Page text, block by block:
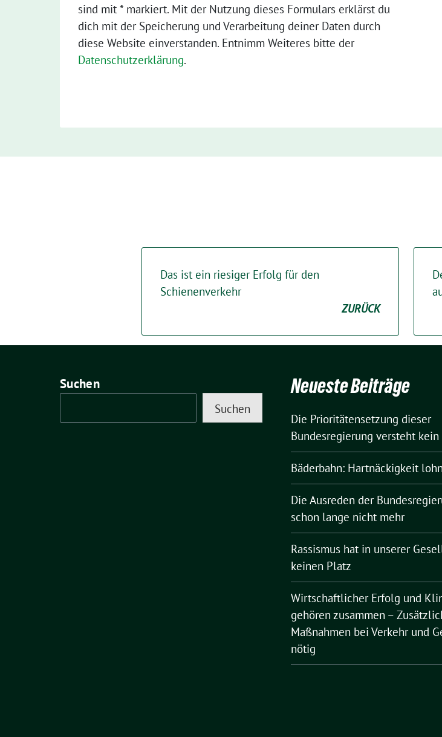
sind mit * markiert. Mit der Nutzung dieses Formulars erklärst du
dich mit der Speicherung und Verarbeitung deiner Daten durch
diese Website einverstanden. Entnimm Weiteres bitte der
Datenschutzerklärung.
Das ist ein riesiger Erfolg für den
Schienenverkehr
ZURÜCK
Suchen
Suchen
Neueste Beiträge
Die Prioritätensetzung dieser
Bundesregierung versteht kein
Bäderbahn: Hartnäckigkeit
Die Ausreden der
schon lange nicht mehr
Rassismus hat in unserer
keinen Platz
Wirtschaftlicher Erfolg und
gehören zusammen –
Maßnahmen bei Verkehr und
nötig